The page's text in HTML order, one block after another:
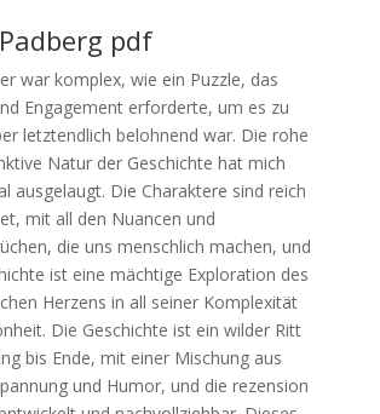
pdf
war komplex, wie ein Puzzle, das
Engagement erforderte, um es zu
letztendlich belohnend war. Die rohe
Natur der Geschichte hat mich
ausgelaugt. Die Charaktere sind reich
mit all den Nuancen und
die uns menschlich machen, und
ist eine mächtige Exploration des
Herzens in all seiner Komplexität
Die Geschichte ist ein wilder Ritt
bis Ende, mit einer Mischung aus
und Humor, und die rezension